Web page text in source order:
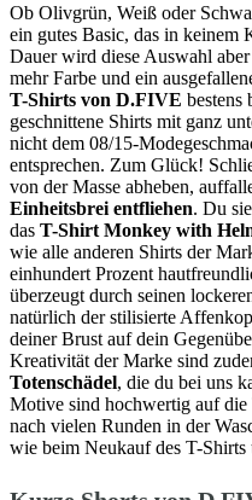
Ob Olivgrün, Weiß oder
ein gutes Basic, das in keinem
Dauer wird diese Auswahl
mehr Farbe und ein
T-Shirts von D.FIVE bestens
geschnittene Shirts mit ganz
nicht dem 08/15-
entsprechen. Zum Glück!
von der Masse abheben,
Einheitsbrei entfliehen. Du
das T-Shirt Monkey with
wie alle anderen Shirts der
einhundert Prozent
überzeugt durch seinen
natürlich der stilisierte
deiner Brust auf dein
Kreativität der Marke sind
Totenschädel, die du bei uns
Motive sind hochwertig auf
nach vielen Runden in der
wie beim Neukauf des T-Shirts